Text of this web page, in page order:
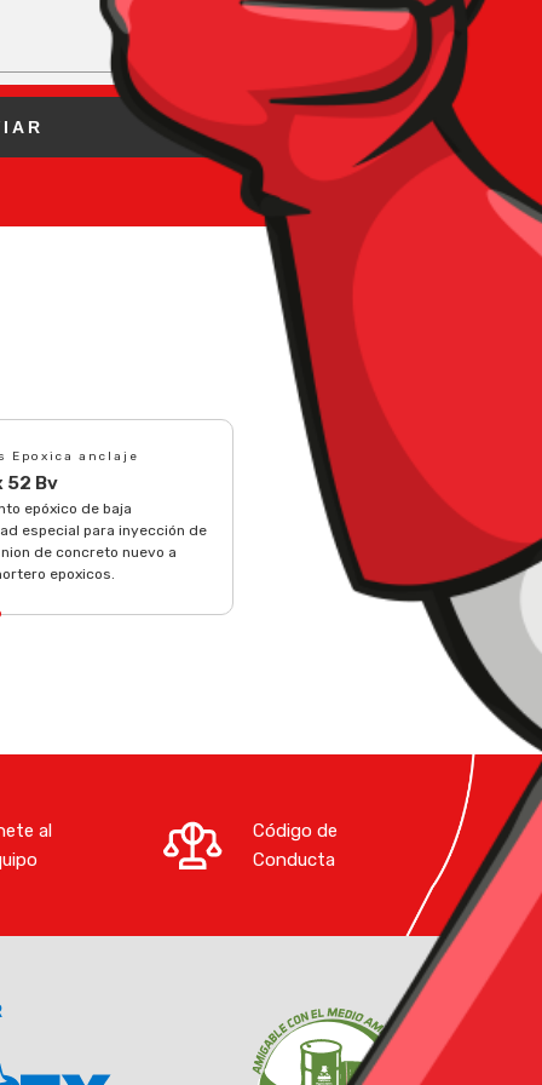
Epoxica anclaje
52 Bv
epóxico de baja
especial para inyección de
de concreto nuevo a
epoxicos.
al
Código de
Conducta